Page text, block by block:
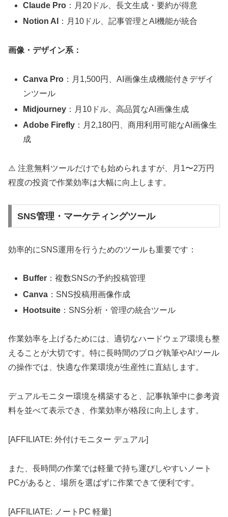
Claude Pro ：月20ドル、長文生成・要約が得意
Notion AI
：月10ドル、記事管理とAI機能が統合
画像・デザイン系：
Canva Pro ：月1,500円、AI画像生成機能付きデザイ
ンツール
Midjourney ：月10ドル、高品質なAI画像生成
Adobe Firefly ：月2,180円、商用利用可能なAI画像生
成
⚠️ 注意無料ツールだけでも始められますが、月1〜2万円
程度の投資で作業効率は大幅に向上します。
SNS管理・マーケティングツール
効率的にSNS運用を行うためのツールも重要です：
Buffer ：複数SNSの予約投稿管理
Canva ：SNS投稿用画像作成
Hootsuite ：SNS分析・管理の統合ツール
作業効率を上げるためには、適切なハードウェア環境も整
えることが大切です。特に長時間のブログ執筆やAIツール
の操作では、快適な作業環境が生産性に直結します。
デュアルモニター環境を構築すると、記事執筆中に参考資
料を並べて表示でき、作業効率が格段に向上します。
[AFFILIATE: 外付けモニター デュアル]
また、長時間の作業では軽量で持ち運びしやすいノート
PCがあると、場所を選ばずに作業できて便利です。
[AFFILIATE: ノートPC 軽量]